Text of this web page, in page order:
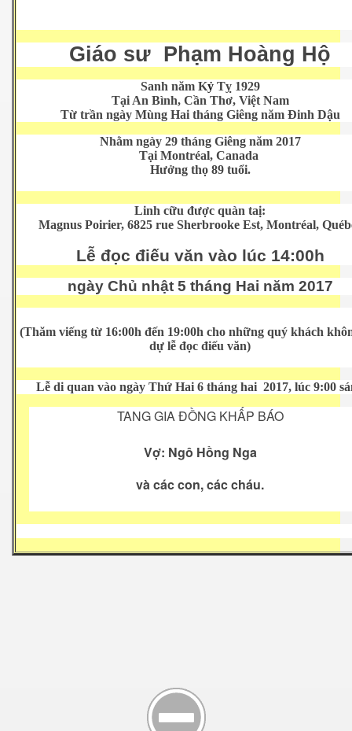
Giáo sư Phạm Hoàng Hộ
Sanh năm KỷTỵ 1929
Tại An Bình, Cần Thơ, Việt Nam
Từ trần ngày Mùng Hai tháng Giêng năm Đinh Dậu
Nhằm ngày 29 tháng Giêng năm 2017
Tại Montréal, Canada
Hưởng thọ 89 tuổi.
Linh cữu được quàn taị:
Magnus Poirier, 6825 rue Sherbrooke Est, Montréal,
Lễ đọc điếu văn vào lúc 14:00h
ngày Chủ nhật 5 tháng Hai năm 2017
(Thăm viếng từ 16:00h đến 19:00h cho những quý khách
dự lễ đọc điếu văn)
Lễ di quan vào ngày Thứ Hai 6 tháng hai 2017, lúc 9:00
TANG GIA ĐỒNG KHẤP BÁO
Vợ: Ngô Hồng Nga
và các con, các cháu.
bằng Cữu Long